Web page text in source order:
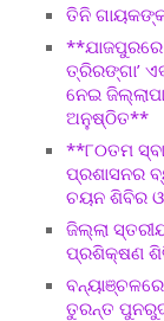
ତିନି
**ଯାଜପୁରରେ
ତ୍ରିରଙ୍ଗା’
ନେଇ
ଅନୁଷ୍ଠିତ**
**୮୦ତମ
ପ୍ରଶାସନର
ଚୟନ ଶିବିର
ଜିଲ୍ଲା
ପ୍ରଶିକ୍ଷଣ
ତୁରନ୍ତ